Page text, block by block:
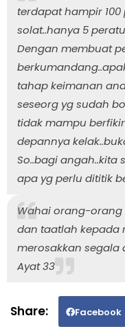
terdapat hampir
solat..hanya 5
Dengan membuat
tahap keimanan
seseorg yg sudah
tidak mampu
depannya
So..bagi angah..kita
apa yg perlu dititik
Wahai orang-orang
dan taatlah kepada
merosakkan segala
Ayat 33
Facebook